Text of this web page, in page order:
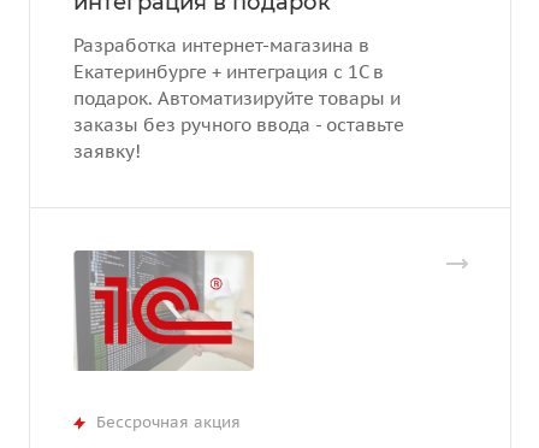
Разработка интернет-магазина в
Екатеринбурге + интеграция с 1С в
подарок. Автоматизируйте товары и
заказы без ручного ввода - оставьте
заявку!
Бессрочная акция